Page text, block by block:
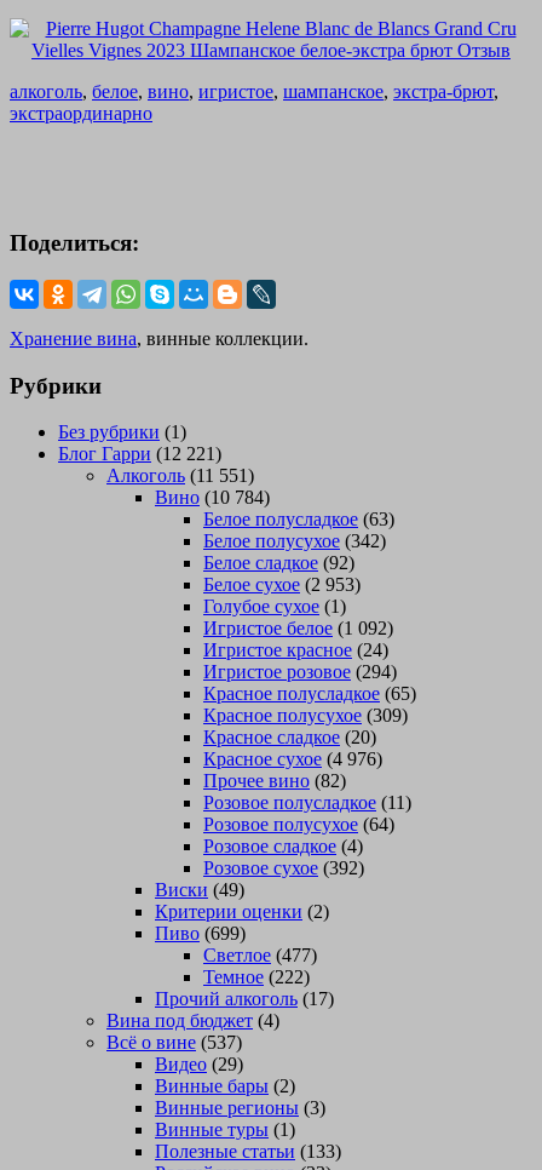
алкоголь, белое, вино, игристое, шампанское, экстра-брют,
экстраординарно
Поделиться:
Хранение вина, винные коллекции.
Рубрики
Без рубрики (1)
Блог Гарри (12 221)
Алкоголь (11 551)
Вино (10 784)
Белое полусладкое (63)
Белое полусухое (342)
Белое сладкое (92)
Белое сухое (2 953)
Голубое сухое (1)
Игристое белое (1 092)
Игристое красное (24)
Игристое розовое (294)
Красное полусладкое (65)
Красное полусухое (309)
Красное сладкое (20)
Красное сухое (4 976)
Прочее вино (82)
Розовое полусладкое (11)
Розовое полусухое (64)
Розовое сладкое (4)
Розовое сухое (392)
Виски (49)
Критерии оценки (2)
Пиво (699)
Светлое (477)
Темное (222)
Прочий алкоголь (17)
Вина под бюджет (4)
Всё о вине (537)
Видео (29)
Винные бары (2)
Винные регионы (3)
Винные туры (1)
Полезные статьи (133)